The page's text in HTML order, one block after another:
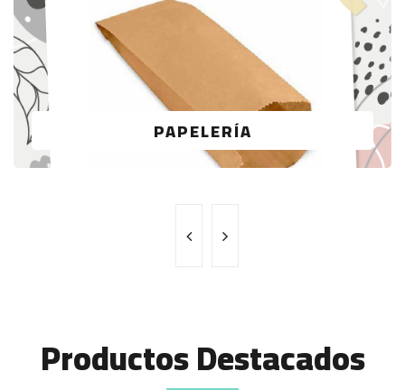
PAPELERÍA
Productos Destacados